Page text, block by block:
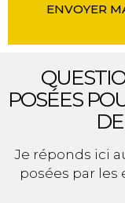
ENVOYER
POSÉES
Je réponds ici
posées par les